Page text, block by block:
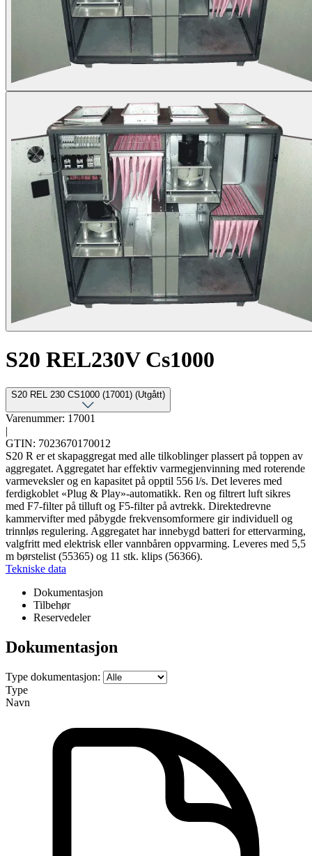
S20 REL230V Cs1000
S20 REL 230 CS1000 (17001) (Utgått)
Varenummer: 17001
|
GTIN: 7023670170012
S20 R er et skapaggregat med alle tilkoblinger plassert på toppen av
aggregatet. Aggregatet har effektiv varmegjenvinning med roterende
varmeveksler og en kapasitet på opptil 556 l/s. Det leveres med
ferdigkoblet «Plug & Play»-automatikk. Ren og filtrert luft sikres
med F7-filter på tilluft og F5-filter på avtrekk. Direktedrevne
kammervifter med påbygde frekvensomformere gir individuell og
trinnløs regulering. Aggregatet har innebygd batteri for ettervarming,
valgfritt med elektrisk eller vannbåren oppvarming. Leveres med 5,5
m børstelist (55365) og 11 stk. klips (56366).
Tekniske data
Dokumentasjon
Tilbehør
Reservedeler
Dokumentasjon
Type dokumentasjon:
Type
Navn